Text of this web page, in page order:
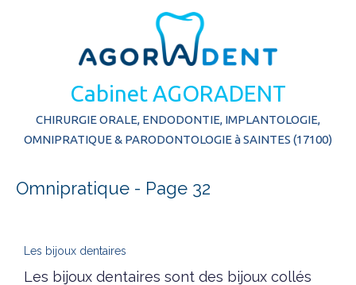
Cabinet AGORADENT
CHIRURGIE ORALE, ENDODONTIE, IMPLANTOLOGIE,
OMNIPRATIQUE & PARODONTOLOGIE à SAINTES (17100)
Omnipratique - Page 32
Les bijoux dentaires
Les bijoux dentaires sont des bijoux collés